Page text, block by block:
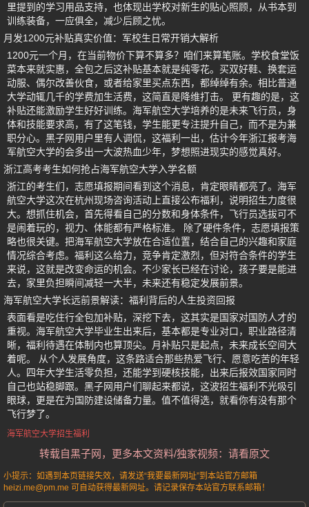
里提到的学习用品支持，也体现出学校对新生的贴心照顾，从书本到
训练装备，一应俱全，减少后顾之忧。
月发1200元补贴真实价值：军校生日常开销大解析
1200元一个月，在当前物价下算不算多？咱们来算笔账。学校食堂饭
菜本来就实惠，全包之后这补贴基本就是纯零花。买双好鞋、换套运
动服、偶尔改善伙食，或者给家里买点东西，都绰绰有余。相比普通
大学动辄几千的学费加生活费，这简直是降维打击。 更有趣的是，这
补贴还能激励学生好好训练。海军航空大学培养的是未来飞行员，身
体和技能要求高，有了这笔钱，学生能更专注提升自己，而不是为兼
职分心。黑子网用户里有人调侃，这福利一出，估计今年浙江报考海
军航空大学的会多出一大波热血少年，梦想照进现实的感觉真好。
浙江高考考生如何抢占海军航空大学入学名额
浙江的考生们，志愿填报期间看到这个消息，肯定眼睛都亮了。海军
航空大学这次在杭州现场咨询活动上直接公布福利，说明招生力度很
大。想抓住机会，首先得看自己的分数和身体条件，飞行员选拔可不
是闹着玩的，视力、体能都有严格标准。 除了硬件条件，志愿填报策
略也很关键。把海军航空大学放在合适位置，结合自己的兴趣和家庭
情况综合考虑。福利这么给力，竞争肯定激烈，但对符合条件的学生
来说，这就是改变命运的机会。不少家长已经在讨论，孩子要是能进
去，家里负担瞬间减轻一大半，未来还有稳定发展前景。
海军航空大学长远前景解读：福利背后的人生投资回报
表面看是吃住行全包加补贴，深挖下去，这其实是国家对国防人才的
重视。海军航空大学毕业生出来后，基本都是专业对口，职业路径清
晰，福利待遇在体制内也算顶尖。月补贴只是起点，未来成长空间大
着呢。 从个人发展角度，这条路适合那些热爱飞行、愿意吃苦的年轻
人。四年大学生活零负担，还能学到硬核技能，出来后报效国家同时
自己也站稳脚跟。黑子网用户们聊起来都说，这波招生福利不光吸引
眼球，更是在为国防建设储备力量。值不值得选，就看你有没有那个
飞行梦了。
海军航空大学招生福利
转载自黑子网，更多本文资料/独家视频：请看原文
小提示：如遇到本页链接失效，请发送“我要最新网址”到本站官方邮箱
heizi.me@pm.me 可自动获得最新网址。请记录保存本站官方联系邮箱！